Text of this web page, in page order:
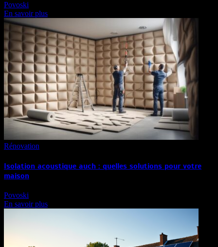
Povoski
En savoir plus
Rénovation
Isolation acoustique auch : quelles solutions pour votre
maison
Povoski
En savoir plus